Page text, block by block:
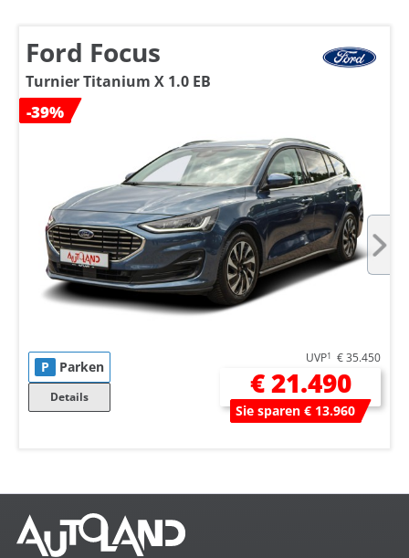
Ford Focus
Turnier Titanium X 1.0 EB
-39%
P Parken
Details
UVP1 € 35.450
€ 21.490
Sie sparen € 13.960